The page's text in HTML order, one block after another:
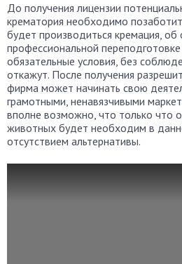
До получения лицензии
крематория необходимо
будет производиться кремация,
профессиональной
обязательные условия, без
откажут. После получения
фирма может начинать свою
грамотными, ненавязчивыми
вполне возможно, что только что
животных будет необходим в
отсутствием альтернативы.